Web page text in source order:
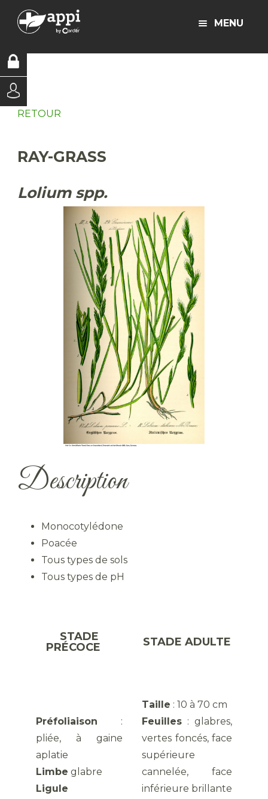
MENU
RETOUR
RAY-GRASS
Lolium spp.
Description
Monocotylédone
Poacée
Tous types de sols
Tous types de pH
STADE
PRÉCOCE
STADE ADULTE
Préfoliaison :
pliée, à gaine
aplatie
Limbe glabre
Ligule
Taille : 10 à 70 cm
Feuilles : glabres,
vertes foncés, face
supérieure
cannelée, face
inférieure brillante